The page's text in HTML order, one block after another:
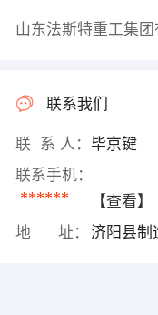
山东法斯特重工集
联系我们
联 系 人： 毕京键
联系手机：
******
【查看】
地 址：
济阳县制